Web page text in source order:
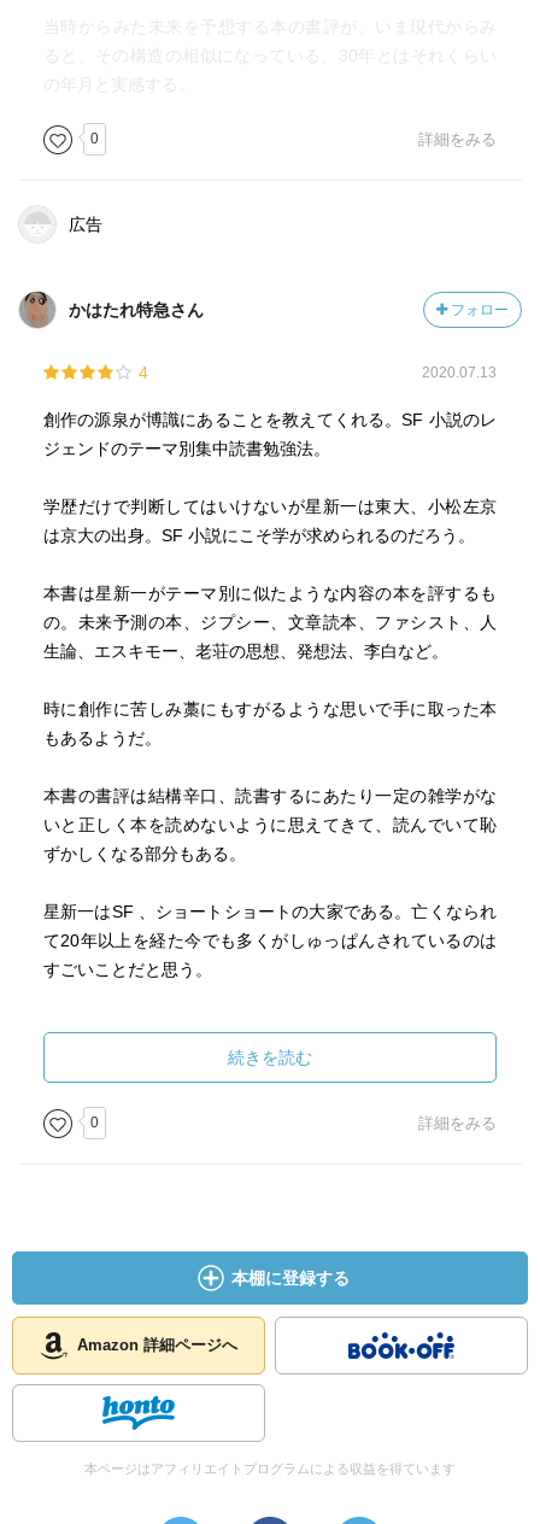
当時からみた未来を予想する本の書評が、いま現代からみ
ると、その構造の相似になっている、30年とはそれくらい
の年月と実感する。
0 詳細をみる
広告
かはたれ特急さん フォロー
4 2020.07.13
創作の源泉が博識にあることを教えてくれる。SF 小説のレ
ジェンドのテーマ別集中読書勉強法。
学歴だけで判断してはいけないが星新一は東大、小松左京
は京大の出身。SF 小説にこそ学が求められるのだろう。
本書は星新一がテーマ別に似たような内容の本を評するも
の。未来予測の本、ジプシー、文章読本、ファシスト、人
生論、エスキモー、老荘の思想、発想法、李白など。
時に創作に苦しみ藁にもすがるような思いで手に取った本
もあるようだ。
本書の書評は結構辛口、読書するにあたり一定の雑学がな
いと正しく本を読めないように思えてきて、読んでいて恥
ずかしくなる部分もある。
星新一はSF 、ショートショートの大家である。亡くなられ
て20年以上を経た今でも多くがしゅっぱんされているのは
すごいことだと思う。
「進化した猿たち」と並んで本書は氏の博識を示した異色
の読書エッセイだろう。
雑誌「野生時代」に1987年から89年に連載されたエッセ
続きを読む
0 詳細をみる
本棚に登録する
Amazon 詳細ページへ
本ページはアフィリエイトプログラムによる収益を得ています